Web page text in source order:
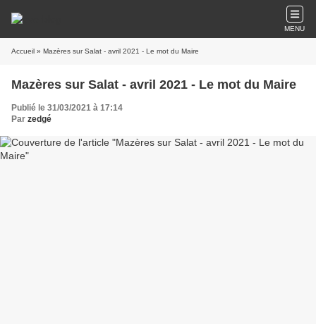
MENU
Accueil » Mazères sur Salat - avril 2021 - Le mot du Maire
Mazères sur Salat - avril 2021 - Le mot du Maire
Publié le 31/03/2021 à 17:14
Par zedgé